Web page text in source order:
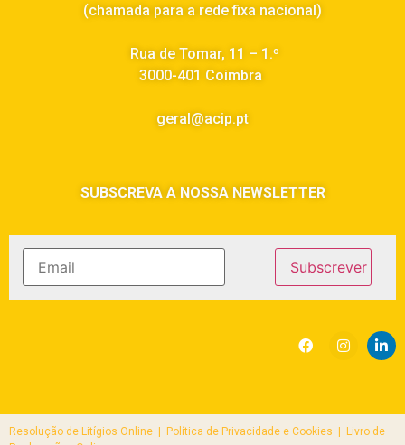
(chamada para a rede fixa nacional)
Rua de Tomar, 11 – 1.º
3000-401 Coimbra
geral@acip.pt
SUBSCREVA A NOSSA NEWSLETTER
Resolução de Litígios Online |
Política de Privacidade e Cookies | Livro de